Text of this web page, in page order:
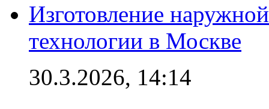
Изготовление
технологии в Москве
30.3.2026, 14:14